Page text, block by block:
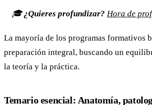
🎓¿Quieres profundizar? Hora de
La mayoría de los programas formativos
preparación integral, buscando un
la teoría y la práctica.
Temario esencial: Anatomía,